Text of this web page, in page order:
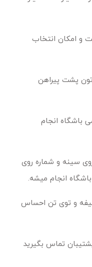
و امکان انتخاب
پشت پیراهن
باشگاه انجام
سینه و شماره روی
انجام میشه.
و توی تن احساس
تماس بگیرید